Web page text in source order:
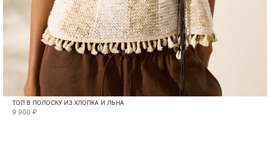
ТОП В ПОЛОСКУ ИЗ ХЛОПКА И ЛЬНА
9 900 ₽